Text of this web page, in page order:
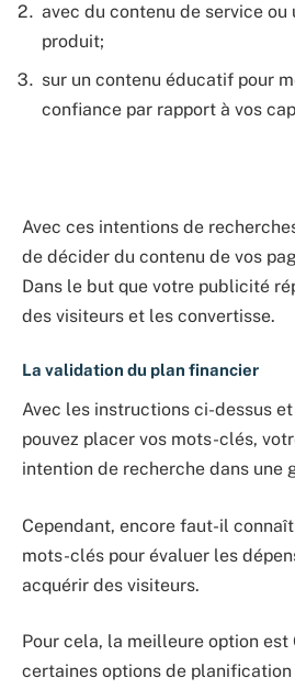
avec du contenu de service ou
produit;
sur un contenu éducatif pour
confiance par rapport à vos
Avec ces intentions de
de décider du contenu de vos
Dans le but que votre publicité
des visiteurs et les convertisse.
La validation du plan financier
Avec les instructions ci-dessus
pouvez placer vos mots-clés,
intention de recherche dans une
Cependant, encore faut-il
mots-clés pour évaluer les
acquérir des visiteurs.
Pour cela, la meilleure option
certaines options de